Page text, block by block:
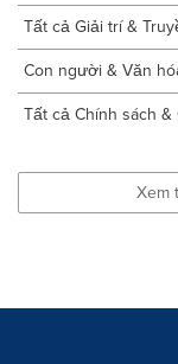
Tất cả Giải trí &
Con người & Văn
Tất cả Chính sách &
Xem